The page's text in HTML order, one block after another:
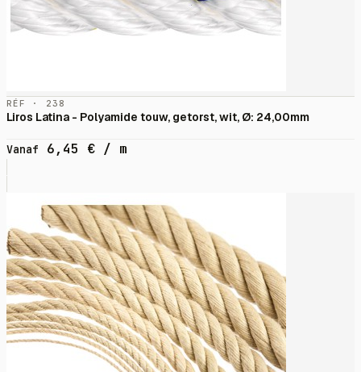
RÉF · 238
Liros Latina - Polyamide touw, getorst, wit, Ø: 24,00mm
Vanaf 6,45 € / m